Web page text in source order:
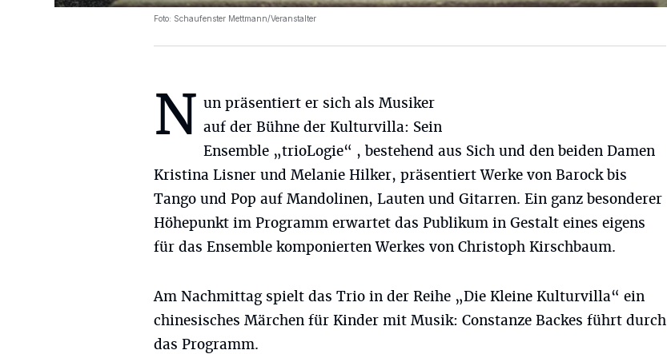
Foto: Schaufenster Mettmann/Veranstalter
N un präsentiert er sich als Musiker
auf der Bühne der Kulturvilla: Sein
Ensemble „trioLogie“ , bestehend aus Sich und den beiden Damen
Kristina Lisner und Melanie Hilker, präsentiert Werke von Barock bis
Tango und Pop auf Mandolinen, Lauten und Gitarren. Ein ganz besonderer
Höhepunkt im Programm erwartet das Publikum in Gestalt eines eigens
für das Ensemble komponierten Werkes von Christoph Kirschbaum.
Am Nachmittag spielt das Trio in der Reihe „Die Kleine Kulturvilla“ ein
chinesisches Märchen für Kinder mit Musik: Constanze Backes führt durch
das Programm.